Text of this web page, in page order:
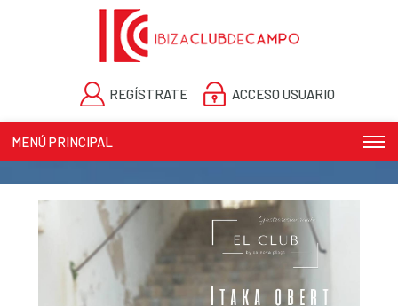
REGÍSTRATE ACCESO USUARIO
MENÚ PRINCIPAL